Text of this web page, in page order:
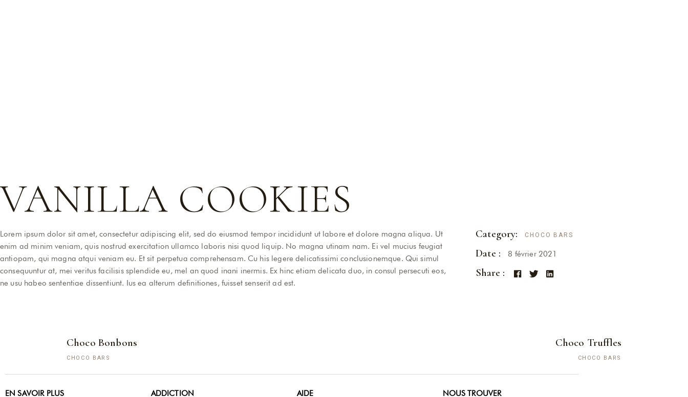
VANILLA COOKIES
Lorem ipsum dolor sit amet, consectetur adipiscing elit, sed do eiusmod tempor incididunt ut labore et dolore magna aliqua. Ut
enim ad minim veniam, quis nostrud exercitation ullamco laboris nisi quod liquip. No magna utinam nam. Ei vel mucius feugiat
antiopam, qui magna atqui veniam eu. Et sit perpetua comprehensam. Cu his legere delicatissimi conclusionemque. Qui simul
consequuntur at, mei veritus facilisis splendide eu, mel an quod inani inermis. Ex hinc etiam delicata duo, in consul persecuti eos,
ne usu habeo sententiae dissentiunt. Ius ea alterum definitiones, fuisset senserit ad est.
Category: CHOCO BARS
Date : 8 février 2021
Share :
Choco Bonbons
CHOCO BARS
Choco Truffles
CHOCO BARS
EN SAVOIR PLUS ADDICTION AIDE NOUS TROUVER